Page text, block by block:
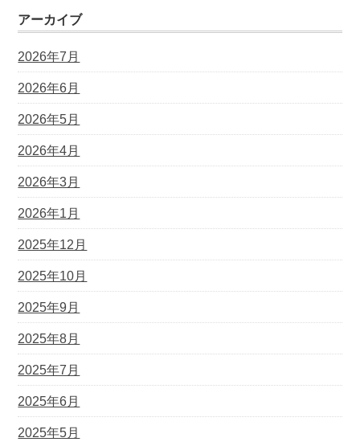
アーカイブ
2026年7月
2026年6月
2026年5月
2026年4月
2026年3月
2026年1月
2025年12月
2025年10月
2025年9月
2025年8月
2025年7月
2025年6月
2025年5月